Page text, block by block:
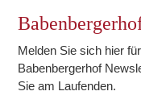
Melden Sie sich hier
Babenbergerhof
Sie am Laufenden.